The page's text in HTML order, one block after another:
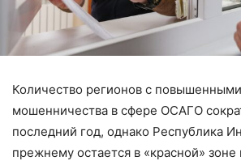
Количество регионов с
мошенничества в сфере ОСАГО
последний год, однако Республика
прежнему остается в «красной»